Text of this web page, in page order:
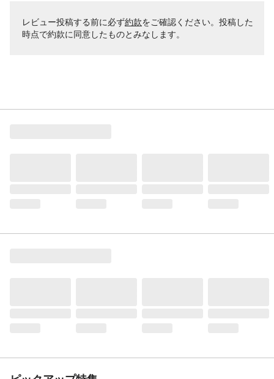
レビュー投稿する前に必ず約款をご確認ください。投稿した
時点で約款に同意したものとみなします。